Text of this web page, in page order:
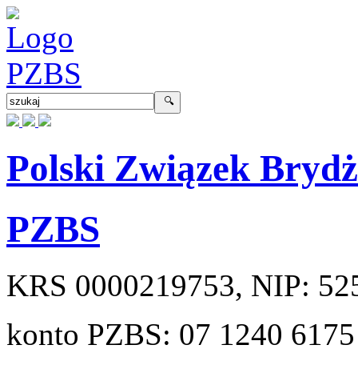
Polski Związek
PZBS
KRS 0000219753, NIP:
konto PZBS: 07 1240